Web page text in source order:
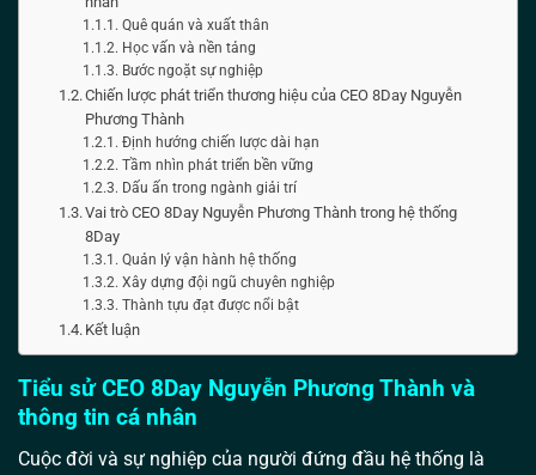
Quê quán và xuất thân
Học vấn và nền tảng
Bước ngoặt sự nghiệp
Chiến lược phát triển thương hiệu của CEO 8Day Nguyễn
Phương Thành
Định hướng chiến lược dài hạn
Tầm nhìn phát triển bền vững
Dấu ấn trong ngành giải trí
Vai trò CEO 8Day Nguyễn Phương Thành trong hệ thống
8Day
Quản lý vận hành hệ thống
Xây dựng đội ngũ chuyên nghiệp
Thành tựu đạt được nổi bật
Kết luận
Tiểu sử CEO 8Day Nguyễn Phương Thành và
thông tin cá nhân
Cuộc đời và sự nghiệp của người đứng đầu hệ thống là